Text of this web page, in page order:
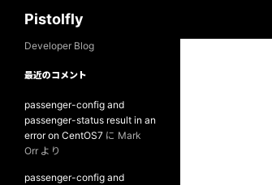
Pistolfly
Developer Blog
最近のコメント
passenger-config and
passenger-status result in an
error on CentOS7 に Mark
Orr より
passenger-config and